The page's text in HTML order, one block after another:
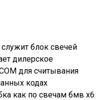
блок свечей
дилерское
для считывания
кодах
как по свечам бмв х6